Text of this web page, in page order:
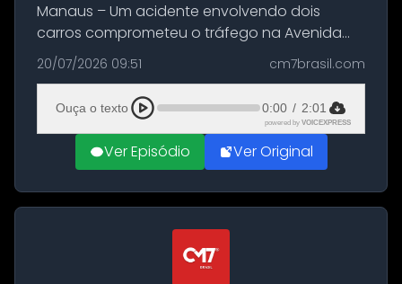
Manaus – Um acidente envolvendo dois
carros comprometeu o tráfego na Avenida
Brasil durante a manhã desta segunda-feira
(20), em frente ao complexo da Prefeitura de
Manaus, na Zona Oeste. A batida ter...
20/07/2026 09:51 cm7brasil.com
Ouça o texto 0:00 / 2:01
powered by VOICEXPRESS
Ver Episódio Ver Original